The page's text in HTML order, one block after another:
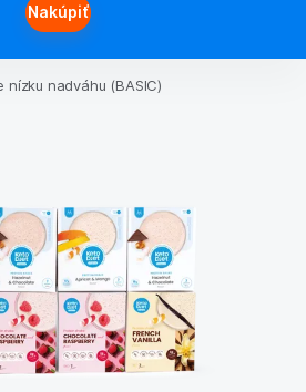
Nakúpiť
nízku nadváhu (BASIC)